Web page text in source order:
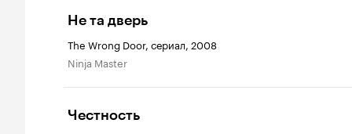
Не та дверь
The Wrong Door, сериал, 2008
Ninja Master
Честность